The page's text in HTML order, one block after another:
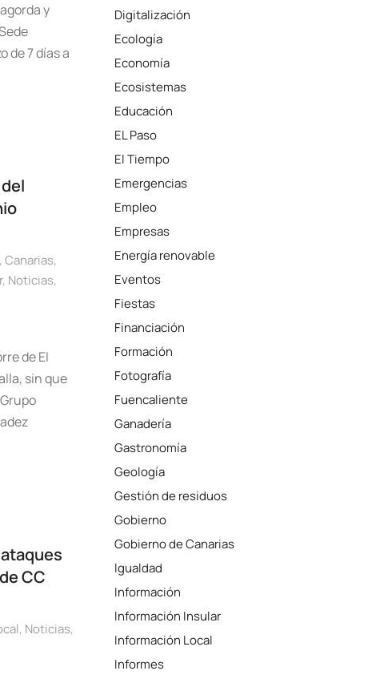
y
de 7 días a
, Canarias,
, Noticias,
de El
sin que
CC
, Noticias,
Digitalización
Ecología
Economía
Ecosistemas
Educación
EL Paso
El Tiempo
Emergencias
Empleo
Empresas
Energía renovable
Eventos
Fiestas
Financiación
Formación
Fotografía
Fuencaliente
Ganadería
Gastronomía
Geología
Gestión de residuos
Gobierno
Gobierno de Canarias
Igualdad
Información
Información Insular
Información Local
Informes